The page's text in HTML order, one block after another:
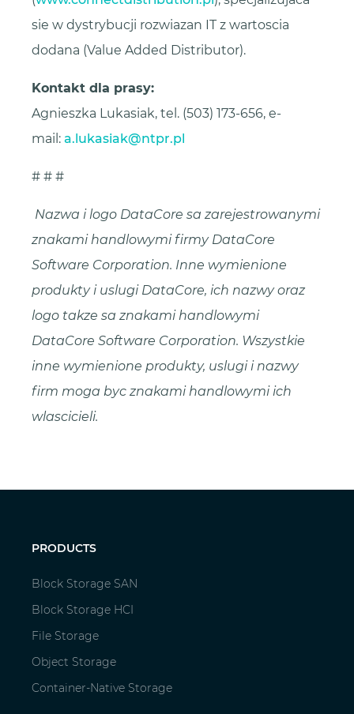
sie w dystrybucji rozwiazan IT z wartoscia
dodana (Value Added Distributor).
Kontakt dla prasy:
Agnieszka Lukasiak, tel. (503) 173-656, e-
mail: a.lukasiak@ntpr.pl
# # #
Nazwa i logo DataCore sa zarejestrowanymi
znakami handlowymi firmy DataCore
Software Corporation. Inne wymienione
produkty i uslugi DataCore, ich nazwy oraz
logo takze sa znakami handlowymi
DataCore Software Corporation. Wszystkie
inne wymienione produkty, uslugi i nazwy
firm moga byc znakami handlowymi ich
wlascicieli.
PRODUCTS
Block Storage SAN
Block Storage HCI
File Storage
Object Storage
Container-Native Storage